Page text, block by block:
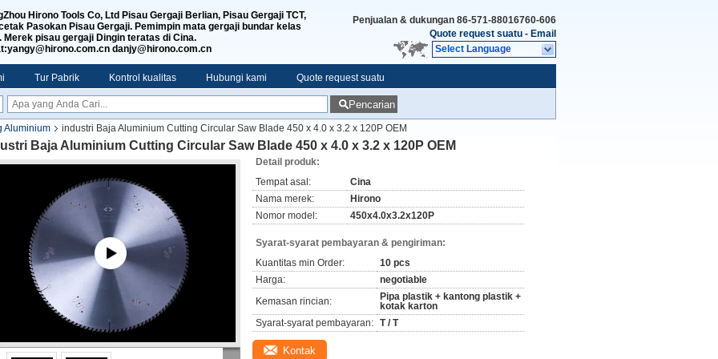
Hirono Tools Co, Ltd Pisau Gergaji Berlian, Pisau Gergaji TCT,
Pasokan Pisau Gergaji. Pemimpin mata gergaji bundar kelas
Merek pisau gergaji Dingin teratas di Cina.
danjy@hirono.com.cn
Penjualan & dukungan 86-571-88016760-606
Quote request suatu - Email
Select Language
Tur Pabrik Kontrol kualitas Hubungi kami Quote request suatu
Pencarian
Aluminium industri Baja Aluminium Cutting Circular Saw Blade 450 x 4.0 x 3.2 x 120P OEM
Baja Aluminium Cutting Circular Saw Blade 450 x 4.0 x 3.2 x 120P OEM
Detail produk:
Tempat asal:
Cina
Nama merek:
Hirono
Nomor model:
450x4.0x3.2x120P
Syarat-syarat pembayaran & pengiriman:
Kuantitas min Order:
10 pcs
Harga:
negotiable
Kemasan rincian:
Pipa plastik + kantong plastik +
kotak karton
Syarat-syarat pembayaran: T / T
Kontak